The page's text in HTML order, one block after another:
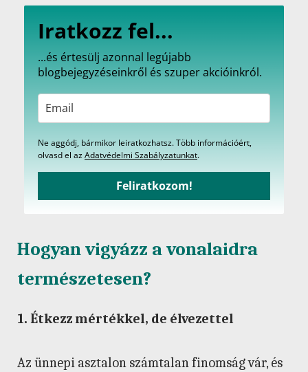
Iratkozz fel...
...és értesülj azonnal legújabb
blogbejegyzéseinkről és szuper akcióinkról.
Ne aggódj, bármikor leiratkozhatsz. Több információért,
olvasd el azAdatvédelmi Szabályzatunkat.
Feliratkozom!
Hogyan vigyázz a vonalaidra
természetesen?
1. Étkezz mértékkel, de élvezettel
Az ünnepi asztalon számtalan finomság vár, és